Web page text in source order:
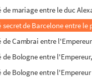
de mariage entre le duc
secret de Barcelone entre
de Cambrai entre
de Bologne entre
de Bologne entre